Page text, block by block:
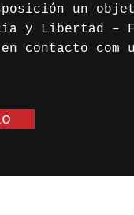
un
y Libertad –
contacto com